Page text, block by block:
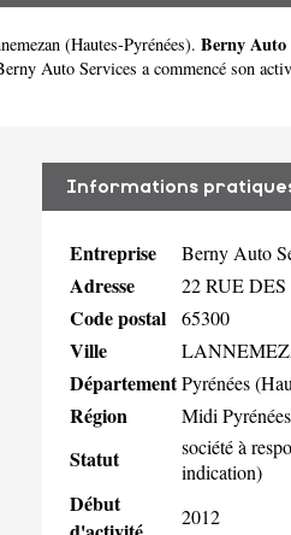
(Hautes-Pyrénées). Berny Auto
Auto Services a commencé son
Informations
Entreprise Berny Auto
Adresse 22 RUE
Code postal 65300
Ville
DépartementPyrénées
Région Midi Pyrénées
Statut
société à
indication)
Début
2012